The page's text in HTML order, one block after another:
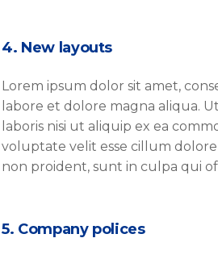
4. New layouts
Lorem ipsum dolor sit amet,
labore et dolore magna aliqua.
laboris nisi ut aliquip ex ea
voluptate velit esse cillum
non proident, sunt in culpa qui
5. Company polices